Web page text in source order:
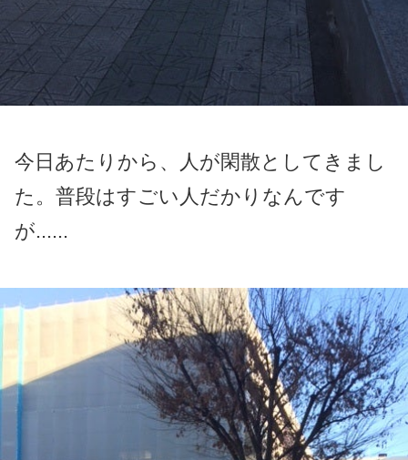
今日あたりから、人が閑散としてきまし
た。普段はすごい人だかりなんです
が......